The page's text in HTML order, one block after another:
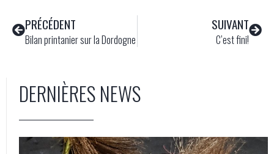
PRÉCÉDENT
Bilan printanier sur la Dordogne
SUIVANT
C’est fini!
DERNIÈRES NEWS